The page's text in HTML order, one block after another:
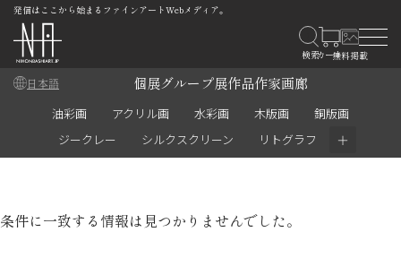
発信はここから始まるファインアートWebメディア。
日本語 個展グループ展作品作家画廊
油彩画 アクリル画 水彩画 木版画
銅版画
ジークレー
シルクスクリーン リトグラフ ＋
条件に一致する情報は見つかりませんでした。